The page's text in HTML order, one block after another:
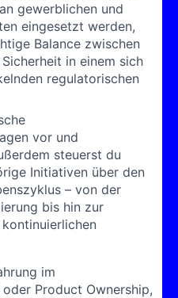
gewerblichen und
eingesetzt werden,
Balance zwischen
in einem sich
regulatorischen
vor und
steuerst du
Initiativen über den
– von der
bis hin zur
im
Product Ownership,